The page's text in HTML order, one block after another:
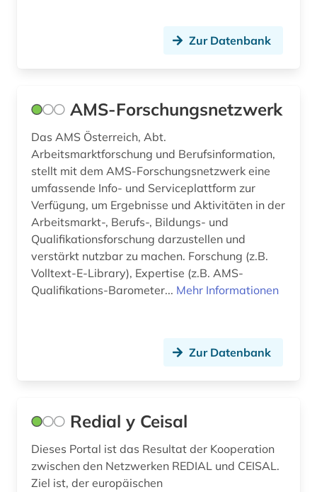
bild (2)
bildende kunst (3)
bilder (1)
bildgebendes verfahren (1)
bildmaterial (1)
bildnis (1)
bildungssysteme (1)
bildungswesen (1)
bildverarbeitung (1)
Zur Datenbank
AMS-Forschungsnetzwerk
Das AMS Österreich, Abt.
Arbeitsmarktforschung und Berufsinformation,
stellt mit dem AMS-Forschungsnetzwerk eine
umfassende Info- und Serviceplattform zur
Verfügung, um Ergebnisse und Aktivitäten in der
Arbeitsmarkt-, Berufs-, Bildungs- und
Qualifikationsforschung darzustellen und
verstärkt nutzbar zu machen. Forschung (z.B.
Volltext-E-Library), Expertise (z.B. AMS-
Qualifikations-Barometer... Mehr Informationen
Zur Datenbank
Redial y Ceisal
Dieses Portal ist das Resultat der Kooperation
zwischen den Netzwerken REDIAL und CEISAL.
Ziel ist, der europäischen